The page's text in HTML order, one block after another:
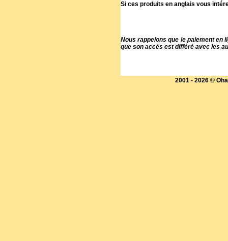
Si ces produits en anglais vous
Nous rappelons que le paiement en
que son accès est différé avec les
2001 - 2026 ©